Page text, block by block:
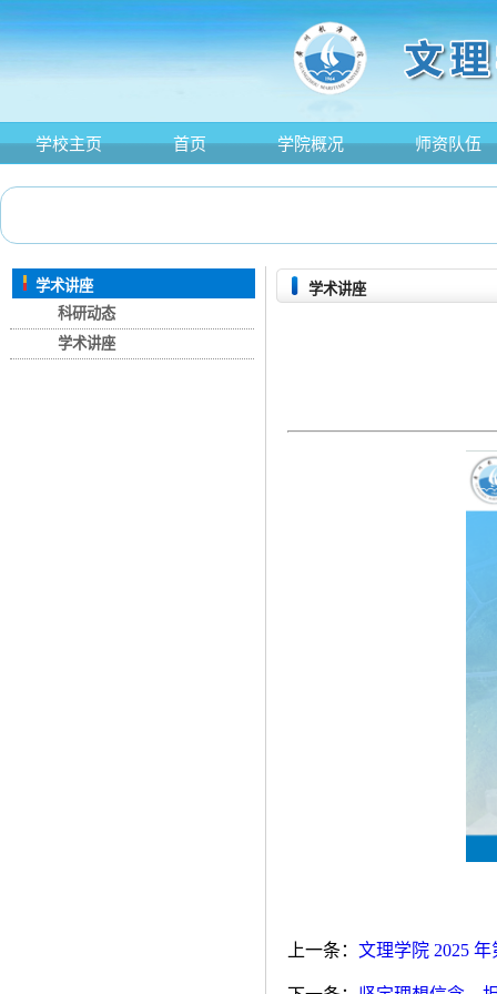
学校主页 首页 学院概况 师资队伍
学术讲座
科研动态
学术讲座
学术讲座
上一条： 文理学院 2025